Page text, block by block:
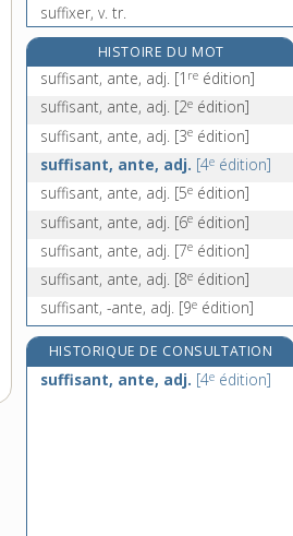
suffixer, v. tr.
suffocant, -ante, adj.
suffocation, n. f.
suffragant, -ante, adj. et n.
suffrage, n. m.
HISTOIRE DU MOT
suffisant, ante, adj. [1 re édition]
suffisant, ante, adj. [2e édition]
suffisant, ante, adj. [3e édition]
suffisant, ante, adj. [4e édition]
suffisant, ante, adj. [5e édition]
suffisant, ante, adj. [6e édition]
suffisant, ante, adj. [7e édition]
suffisant, ante, adj. [8e édition]
suffisant, -ante, adj. [9e édition]
HISTORIQUE DE CONSULTATION
suffisant, ante, adj. [4e édition]